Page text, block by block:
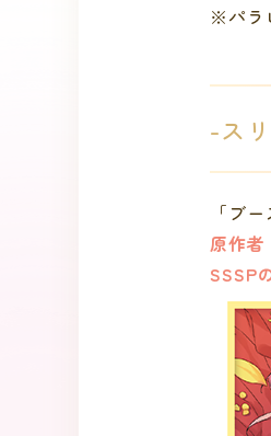
※パラ
-ス
「ブ
原作者
SSSP